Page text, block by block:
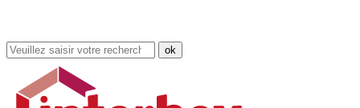
Rechercher
dans
site